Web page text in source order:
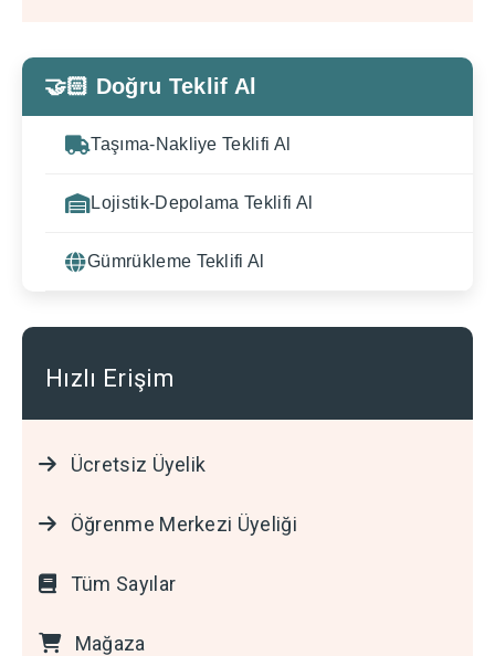
🤝🏻 Doğru Teklif Al
Taşıma-Nakliye Teklifi Al
Lojistik-Depolama Teklifi Al
Gümrükleme Teklifi Al
Hızlı Erişim
Ücretsiz Üyelik
Öğrenme Merkezi Üyeliği
Tüm Sayılar
Mağaza